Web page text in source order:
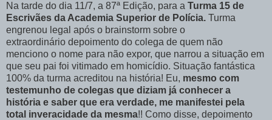
Na tarde do dia 11/7, a 87ª Edição, para a Turma 15 de
Escrivães da Academia Superior de Polícia. Turma
engrenou legal após o brainstorm sobre o
extraordinário depoimento do colega de quem não
menciono o nome para não expor, que narrou a situação em
que seu pai foi vitimado em homicídio. Situação fantástica
100% da turma acreditou na história! Eu, mesmo com
testemunho de colegas que diziam já conhecer a
história e saber que era verdade, me manifestei pela
total inveracidade da mesma!! Como disse, depoimento